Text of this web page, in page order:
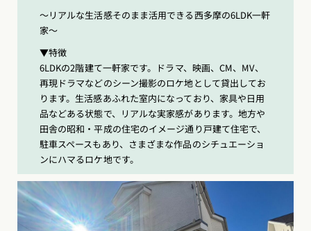
〜リアルな生活感そのまま活用できる西多摩の6LDK一軒
家〜
▼特徴
6LDKの2階建て一軒家です。ドラマ、映画、CM、MV、
再現ドラマなどのシーン撮影のロケ地として貸出してお
ります。生活感あふれた室内になっており、家具や日用
品などある状態で、リアルな実家感があります。地方や
田舎の昭和・平成の住宅のイメージ通り戸建て住宅で、
駐車スペースもあり、さまざまな作品のシチュエーショ
ンにハマるロケ地です。